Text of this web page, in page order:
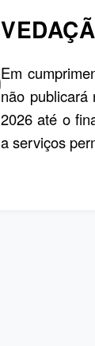
Em
não
2026 até o
a serviços